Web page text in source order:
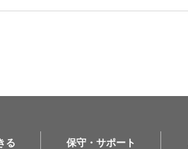
る 保守・サポート